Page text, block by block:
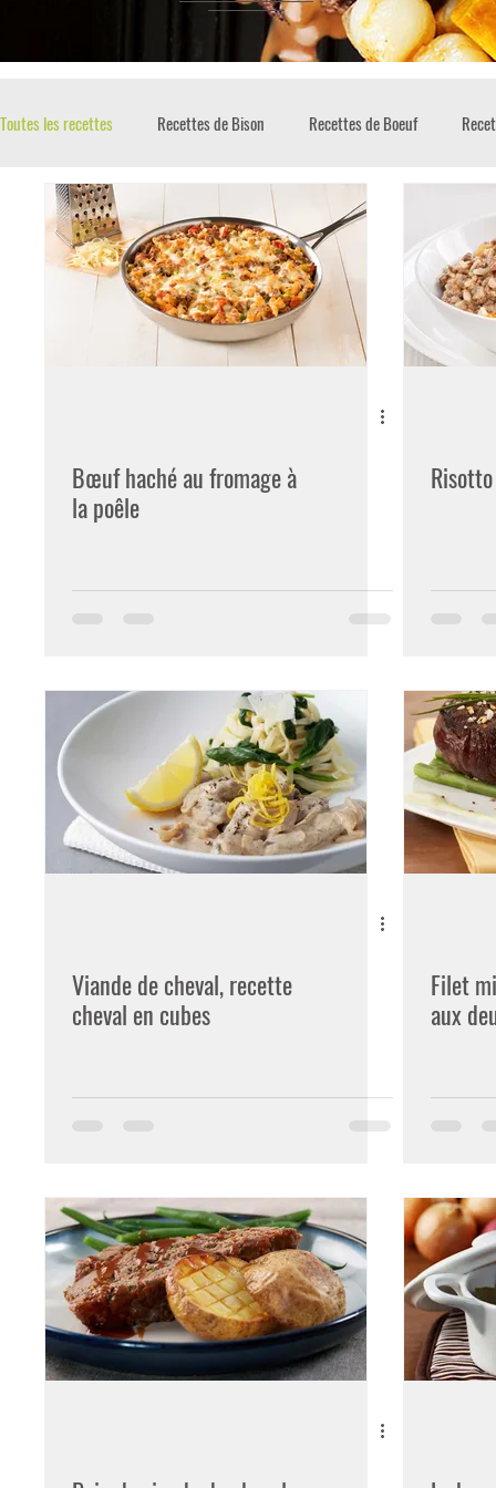
Toutes les recettes Recettes de Bison Recettes de Boeuf
Bœuf haché au fromage à
la poêle
Viande de cheval, recette
cheval en cubes
Filet
aux